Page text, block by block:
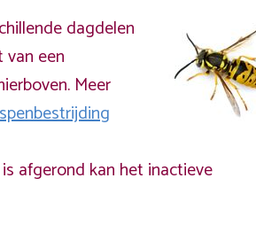
dagdelen
van een
Meer
afgerond kan het inactieve